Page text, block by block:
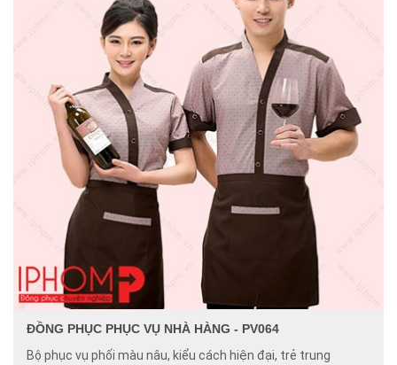
ĐỒNG PHỤC PHỤC VỤ NHÀ HÀNG - PV064
Bộ phục vụ phối màu nâu, kiểu cách hiện đại, trẻ trung